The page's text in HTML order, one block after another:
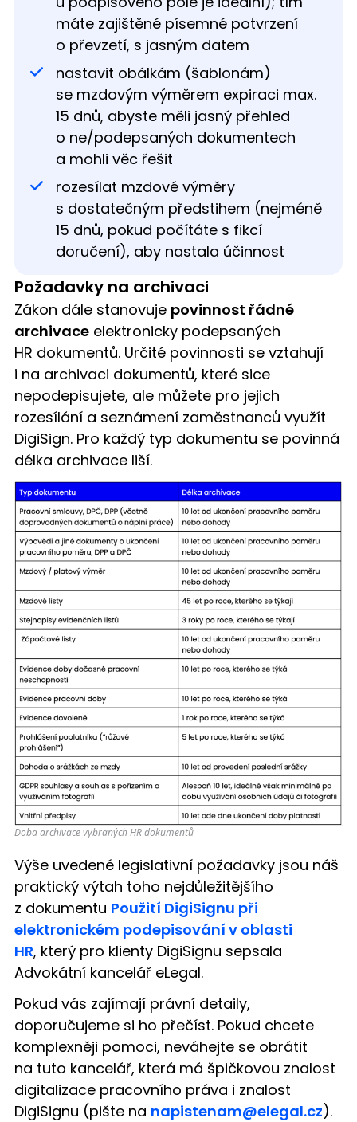
máte zajištěné písemné potvrzení
o převzetí, s jasným datem
nastavit obálkám (šablonám)
se mzdovým výměrem expiraci max.
15 dnů, abyste měli jasný přehled
o ne/podepsaných dokumentech
a mohli věc řešit
rozesílat mzdové výměry
s dostatečným předstihem (nejméně
15 dnů, pokud počítáte s fikcí
doručení), aby nastala účinnost
Požadavky na archivaci
Zákon dále stanovuje povinnost řádné
archivace elektronicky podepsaných
HR dokumentů. Určité povinnosti se vztahují
i na archivaci dokumentů, které sice
nepodepisujete, ale můžete pro jejich
rozesílání a seznámení zaměstnanců využít
DigiSign. Pro každý typ dokumentu se povinná
délka archivace liší.
Doba archivace vybraných HR dokumentů
Výše uvedené legislativní požadavky jsou náš
praktický výtah toho nejdůležitějšího
z dokumentu Použití DigiSignu při
elektronickém podepisování v oblasti
HR, který pro klienty DigiSignu sepsala
Advokátní kancelář eLegal.
Pokud vás zajímají právní detaily,
doporučujeme si ho přečíst. Pokud chcete
komplexněji pomoci, neváhejte se obrátit
na tuto kancelář, která má špičkovou znalost
digitalizace pracovního práva i znalost
DigiSignu (pište na napistenam@elegal.cz).